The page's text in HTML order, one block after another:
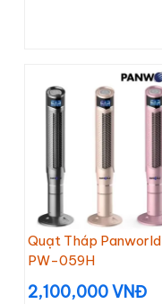
Quạt Tháp Panworld
PW-059H
2,100,000 VNĐ